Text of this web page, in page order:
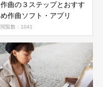
作曲の３ステップとおすす
め作曲ソフト・アプリ
閲覧数：1041